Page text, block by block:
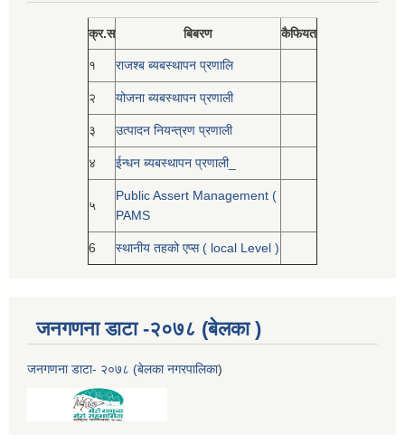
क्र.स बिबरण कैफियत
१ राजश्ब ब्यबस्थापन प्रणालि
२ योजना ब्यबस्थापन प्रणाली
३ उत्पादन नियन्त्रण प्रणाली
४ ईन्धन ब्यबस्थापन प्रणाली_
५
Public Assert Management (
PAMS
6 स्थानीय तहको एप्स ( local Level )
जनगणना डाटा -२०७८ (बेलका )
जनगणना डाटा- २०७८ (बेलका नगरपालिका)